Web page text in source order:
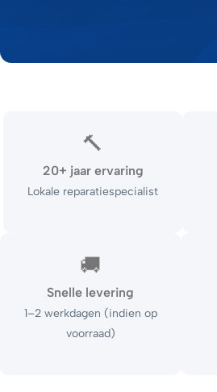
🔨
20+ jaar ervaring
Lokale reparatiespecialist
🚚
Snelle levering
1–2 werkdagen (indien op
voorraad)